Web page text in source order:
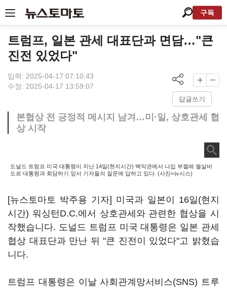
구독
트럼프, 일본 관세 대표단과 면담…"큰
진전 있었다"
입력: 2025-04-17 07:10:43
수정: 2025-04-17 13:59:07
답글쓰기
본협상 전 긍정적 메시지 남겨…미·일, 상호관세 협
상 시작
도널드 트럼프 미국 대통령이 지난 14일(현지시간) 백악관에서 나입 부켈레 엘살바
도르 대통령과 회담하기 앞서 기자들의 질문에 답하고 있다. (사진=뉴시스)
[뉴스토마토 박주용 기자] 미국과 일본이 16일(현지
시간) 워싱턴D.C.에서 상호관세와 관련한 협상을 시
작했습니다. 도널드 트럼프 미국 대통령은 일본 관세
협상 대표단과 만난 뒤 "큰 진전이 있었다"고 밝혔습
니다.
트럼프 대통령은 이날 사회관계망서비스(SNS) 트루